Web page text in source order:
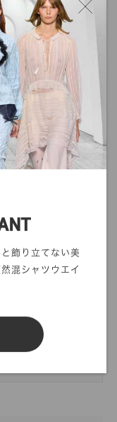
飾り立てない美
混シャツウエイ
カラーに近くなるよ
ターや環境により、
ます。
面上で完全に再現
します。
ております。
サンプル帳依頼